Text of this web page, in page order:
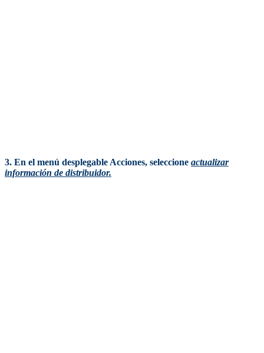
3. En el menú desplegable Acciones, seleccione actualizar
información de distribuidor.